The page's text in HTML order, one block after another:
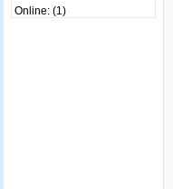
Online: (1)